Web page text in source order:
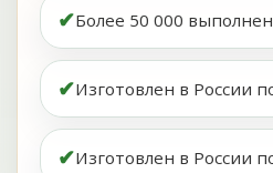
✔Более 50 000
✔Изготовлен в России
✔Изготовлен в России